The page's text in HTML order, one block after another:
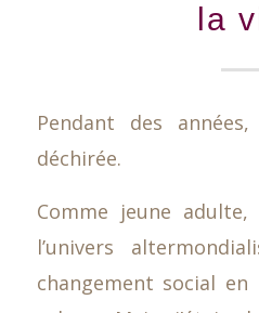
la
Pendant des
déchirée.
Comme jeune adulte,
l’univers
changement social en